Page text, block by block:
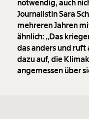
notwendig, auch
Journalistin Sara
mehreren Jahren
ähnlich: „Das
das anders und ruft
dazu auf, die
angemessen über